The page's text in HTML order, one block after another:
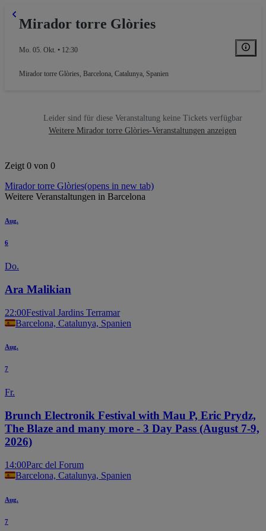
Mirador torre Glòries
Mo. 05. Okt. • 12:30
Mirador torre Glòries, Barcelona, Catalunya, Spanien
Leider sind für diese Veranstaltung keine Tickets verfügbar
Weitere Mirador torre Glòries-Veranstaltungen anzeigen
Zeigt 0 von 0
Mirador torre Glòries(opens in new tab)
Weitere Veranstaltungen in Barcelona
Aug.
6
Do.
Ara Malikian
22:00Festival Jardins Terramar
Barcelona, Catalunya, Spanien
Aug.
7
Fr.
Brunch Electronik Festival with Mau P, Eric Prydz,
The Blaze and many more - 3 Day Pass (August 7-9,
2026)
14:00Parc del Forum
Barcelona, Catalunya, Spanien
Aug.
7